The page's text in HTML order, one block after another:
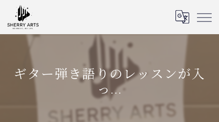
ギター弾き語りのレッスンが入
っ...